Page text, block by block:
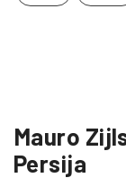
Mauro
Persija